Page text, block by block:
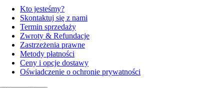
Kto jesteśmy?
Skontaktuj się z nami
Termin sprzedaży
Zwroty & Refundacje
Zastrzeżenia prawne
Metody płatności
Ceny i opcje dostawy
Oświadczenie o ochronie prywatności